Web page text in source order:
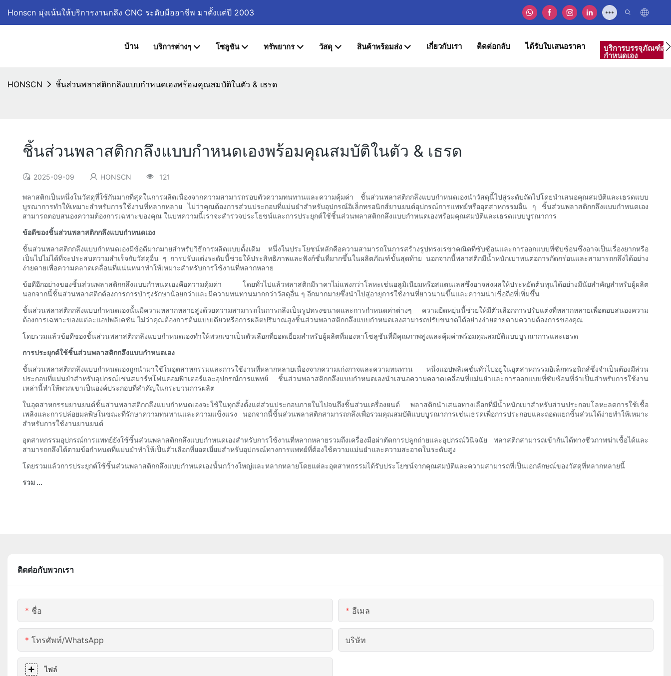
Honscn มุ่งเน้นให้บริการงานกลึง CNC ระดับมืออาชีพ มาตั้งแต่ปี 2003
บ้าน บริการต่างๆ โซลูชัน ทรัพยากร วัสดุ สินค้าพร้อมส่ง เกี่ยวกับเรา ติดต่อกลับ ได้รับใบเสนอราคา บริการบรรจุภัณฑ์ส
กำหนดเอง
HONSCN ชิ้นส่วนพลาสติกกลึงแบบกำหนดเองพร้อมคุณสมบัติในตัว & เธรด
ชิ้นส่วนพลาสติกกลึงแบบกำหนดเองพร้อมคุณสมบัติในตัว & เธรด
2025-09-09 HONSCN 121
พลาสติกเป็นหนึ่งในวัสดุที่ใช้กันมากที่สุดในการผลิตเนื่องจากความสามารถรอบตัวความทนทานและความคุ้มค่า ชิ้นส่วนพลาสติกกลึงแบบกำหนดเองนำวัสดุนี้ไปสู่ระดับถัดไปโดยนำเสนอคุณสมบัติและเธรดแบบ
บูรณาการทำให้เหมาะสำหรับการใช้งานที่หลากหลาย ไม่ว่าคุณต้องการส่วนประกอบที่แม่นยำสำหรับอุปกรณ์อิเล็กทรอนิกส์ยานยนต์อุปกรณ์การแพทย์หรืออุตสาหกรรมอื่น ๆ ชิ้นส่วนพลาสติกกลึงแบบกำหนดเอง
สามารถตอบสนองความต้องการเฉพาะของคุณ ในบทความนี้เราจะสำรวจประโยชน์และการประยุกต์ใช้ชิ้นส่วนพลาสติกกลึงแบบกำหนดเองพร้อมคุณสมบัติและเธรดแบบบูรณาการ
ข้อดีของชิ้นส่วนพลาสติกกลึงแบบกำหนดเอง
ชิ้นส่วนพลาสติกกลึงแบบกำหนดเองมีข้อดีมากมายสำหรับวิธีการผลิตแบบดั้งเดิม หนึ่งในประโยชน์หลักคือความสามารถในการสร้างรูปทรงเรขาคณิตที่ซับซ้อนและการออกแบบที่ซับซ้อนซึ่งอาจเป็นเรื่องยากหรือ
เป็นไปไม่ได้ที่จะประสบความสำเร็จกับวัสดุอื่น ๆ การปรับแต่งระดับนี้ช่วยให้ประสิทธิภาพและฟังก์ชั่นที่มากขึ้นในผลิตภัณฑ์ขั้นสุดท้าย นอกจากนี้พลาสติกมีน้ำหนักเบาทนต่อการกัดกร่อนและสามารถกลึงได้อย่าง
ง่ายดายเพื่อความคลาดเคลื่อนที่แน่นหนาทำให้เหมาะสำหรับการใช้งานที่หลากหลาย
ข้อดีอีกอย่างของชิ้นส่วนพลาสติกกลึงแบบกำหนดเองคือความคุ้มค่า โดยทั่วไปแล้วพลาสติกมีราคาไม่แพงกว่าโลหะเช่นอลูมิเนียมหรือสแตนเลสซึ่งอาจส่งผลให้ประหยัดต้นทุนได้อย่างมีนัยสำคัญสำหรับผู้ผลิต
นอกจากนี้ชิ้นส่วนพลาสติกต้องการการบำรุงรักษาน้อยกว่าและมีความทนทานมากกว่าวัสดุอื่น ๆ อีกมากมายซึ่งนำไปสู่อายุการใช้งานที่ยาวนานขึ้นและความน่าเชื่อถือที่เพิ่มขึ้น
ชิ้นส่วนพลาสติกกลึงแบบกำหนดเองนั้นมีความหลากหลายสูงด้วยความสามารถในการกลึงเป็นรูปทรงขนาดและการกำหนดค่าต่างๆ ความยืดหยุ่นนี้ช่วยให้มีตัวเลือกการปรับแต่งที่หลากหลายเพื่อตอบสนองความ
ต้องการเฉพาะของแต่ละแอปพลิเคชัน ไม่ว่าคุณต้องการต้นแบบเดียวหรือการผลิตปริมาณสูงชิ้นส่วนพลาสติกกลึงแบบกำหนดเองสามารถปรับขนาดได้อย่างง่ายดายตามความต้องการของคุณ
โดยรวมแล้วข้อดีของชิ้นส่วนพลาสติกกลึงแบบกำหนดเองทำให้พวกเขาเป็นตัวเลือกที่ยอดเยี่ยมสำหรับผู้ผลิตที่มองหาโซลูชันที่มีคุณภาพสูงและคุ้มค่าพร้อมคุณสมบัติแบบบูรณาการและเธรด
การประยุกต์ใช้ชิ้นส่วนพลาสติกกลึงแบบกำหนดเอง
ชิ้นส่วนพลาสติกกลึงแบบกำหนดเองถูกนำมาใช้ในอุตสาหกรรมและการใช้งานที่หลากหลายเนื่องจากความเก่งกาจและความทนทาน หนึ่งแอปพลิเคชั่นทั่วไปอยู่ในอุตสาหกรรมอิเล็กทรอนิกส์ซึ่งจำเป็นต้องมีส่วน
ประกอบที่แม่นยำสำหรับอุปกรณ์เช่นสมาร์ทโฟนคอมพิวเตอร์และอุปกรณ์การแพทย์ ชิ้นส่วนพลาสติกกลึงแบบกำหนดเองนำเสนอความคลาดเคลื่อนที่แม่นยำและการออกแบบที่ซับซ้อนที่จำเป็นสำหรับการใช้งาน
เหล่านี้ทำให้พวกเขาเป็นองค์ประกอบที่สำคัญในกระบวนการผลิต
ในอุตสาหกรรมยานยนต์ชิ้นส่วนพลาสติกกลึงแบบกำหนดเองจะใช้ในทุกสิ่งตั้งแต่ส่วนประกอบภายในไปจนถึงชิ้นส่วนเครื่องยนต์ พลาสติกนำเสนอทางเลือกที่มีน้ำหนักเบาสำหรับส่วนประกอบโลหะลดการใช้เชื้อ
เพลิงและการปล่อยมลพิษในขณะที่รักษาความทนทานและความแข็งแรง นอกจากนี้ชิ้นส่วนพลาสติกสามารถกลึงเพื่อรวมคุณสมบัติแบบบูรณาการเช่นเธรดเพื่อการประกอบและถอดแยกชิ้นส่วนได้ง่ายทำให้เหมาะ
สำหรับการใช้งานยานยนต์
อุตสาหกรรมอุปกรณ์การแพทย์ยังใช้ชิ้นส่วนพลาสติกกลึงแบบกำหนดเองสำหรับการใช้งานที่หลากหลายรวมถึงเครื่องมือผ่าตัดการปลูกถ่ายและอุปกรณ์วินิจฉัย พลาสติกสามารถเข้ากันได้ทางชีวภาพฆ่าเชื้อได้และ
สามารถกลึงได้ตามข้อกำหนดที่แม่นยำทำให้เป็นตัวเลือกที่ยอดเยี่ยมสำหรับอุปกรณ์ทางการแพทย์ที่ต้องใช้ความแม่นยำและความสะอาดในระดับสูง
โดยรวมแล้วการประยุกต์ใช้ชิ้นส่วนพลาสติกกลึงแบบกำหนดเองนั้นกว้างใหญ่และหลากหลายโดยแต่ละอุตสาหกรรมได้รับประโยชน์จากคุณสมบัติและความสามารถที่เป็นเอกลักษณ์ของวัสดุที่หลากหลายนี้
รวม ...
ติดต่อกับพวกเรา
ชื่อ อีเมล
โทรศัพท์/WhatsApp บริษัท
ไฟล์